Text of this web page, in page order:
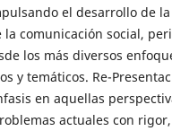
el desarrollo de
la comunicación social,
los más diversos
y temáticos. Re-
en aquellas
actuales con